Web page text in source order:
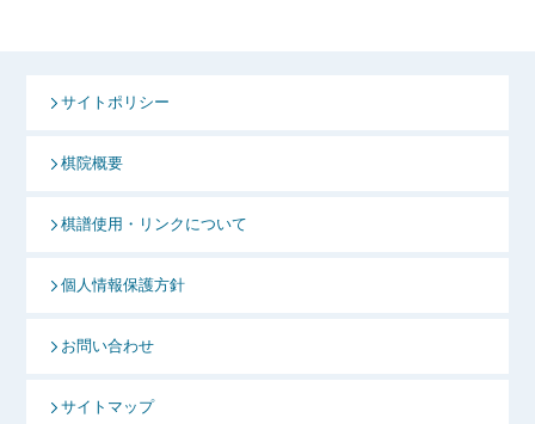
サイトポリシー
棋院概要
棋譜使用・リンクについて
個人情報保護方針
お問い合わせ
サイトマップ